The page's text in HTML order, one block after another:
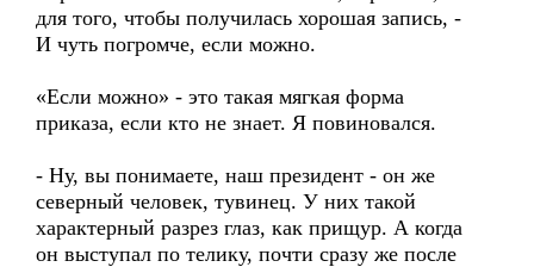
для того, чтобы получилась хорошая запись, -
И чуть погромче, если можно.
«Если можно» - это такая мягкая форма
приказа, если кто не знает. Я повиновался.
- Ну, вы понимаете, наш президент - он же
северный человек, тувинец. У них такой
характерный разрез глаз, как прищур. А когда
он выступал по телику, почти сразу же после